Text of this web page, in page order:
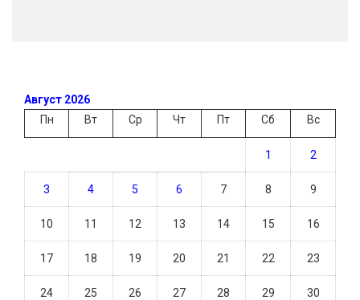
Август 2026
Пн
Вт Ср Чт Пт Сб Вс
1 2
3 4 5 6 7 8 9
10 11 12 13 14 15 16
17 18 19 20 21 22 23
24 25 26 27 28 29 30